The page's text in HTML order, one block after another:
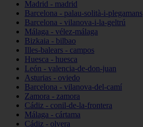
Madrid - madrid
Barcelona - palau-solità-i-plegamans
Barcelona - vilanova-i-la-geltrú
Málaga - vélez-málaga
Bizkaia - bilbao
Illes-balears - campos
Huesca - huesca
León - valencia-de-don-juan
Asturias - oviedo
Barcelona - vilanova-del-camí
Zamora - zamora
Cádiz - conil-de-la-frontera
Málaga - cártama
Cádiz - olvera